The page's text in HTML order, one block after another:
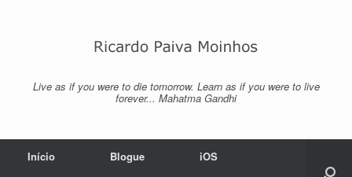
Live as if you were to die tomorrow. Learn as if you were to live
forever... Mahatma Gandhi
Início Blogue iOS